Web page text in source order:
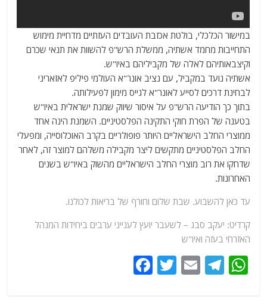
במישור הכלכלי, בולטת אכזבת העובדים העזתיים מדחיית מימוש
התחייבות מחמד אשתיה, ממשלת הרש"פ להשוות את תנאי שכרם
וקיצבאותיהם לאלה של מקביליהם באיו"ש.
אשתיה נועד במקביל, עם נציב אונר"א העולמי פיליפ לאזאריני
לבחינת דרכים לסייע לאונר"א לגייס מימון לפעילותה.
בתוך כך הודיעה הרש"פ על איסור שיווק שמנת ישראלית באיו"ש
בטענה של הפרת חוקי התקינה הפלסטיניים. השמנת הינה אחד
ממוצרי החלב הישראליים היותר פופולריים בקרב האוכלוסייה, ומפעלי
החלב הפלסטיניים מתקשים ליצר מקבילה משלהם למוצר זה, לאחר
שדחקו את רוב מוצרי החלב הישראליים מהשוק באיו"ש בשנים
האחרונות.
עד כאן להשבוע. שבת שלום וחורף של בריאות לכולנו.
קרדיט: יעקב סבג – לשעבר יועץ לענייני ערבים ביחידות המנהל
האזרחי בעזה ואיו"ש
W
T
E
T